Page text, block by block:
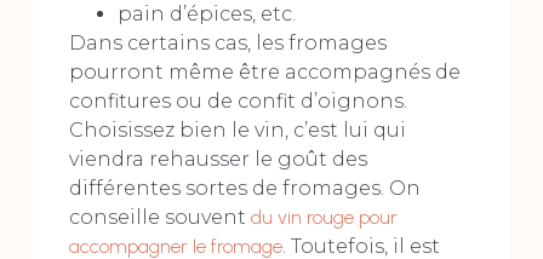
pain d’épices, etc.
Dans certains cas, les fromages
pourront même être accompagnés de
confitures ou de confit d’oignons.
Choisissez bien le vin, c’est lui qui
viendra rehausser le goût des
différentes sortes de fromages. On
conseille souvent du vin rouge pour
accompagner le fromage. Toutefois, il est